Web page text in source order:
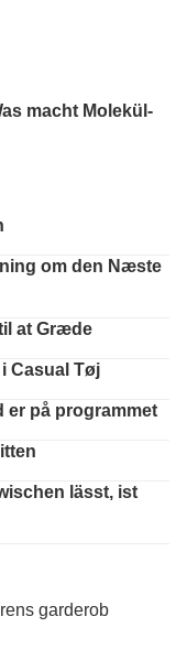
macht Molekül-
om den Næste
at Græde
Casual Tøj
er på programmet
lässt, ist